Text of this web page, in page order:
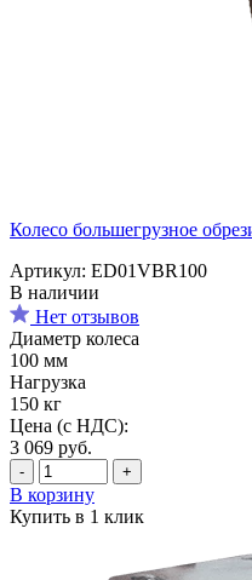
Колесо большегрузное
Артикул: ED01VBR100
В наличии
Нет отзывов
Диаметр колеса
100 мм
Нагрузка
150 кг
Цена (с НДС):
3 069 руб.
- +
В корзину
Купить в 1 клик